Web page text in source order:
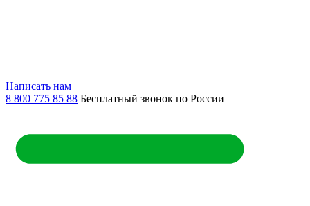
Написать нам
8 800 775 85 88 Бесплатный звонок по России